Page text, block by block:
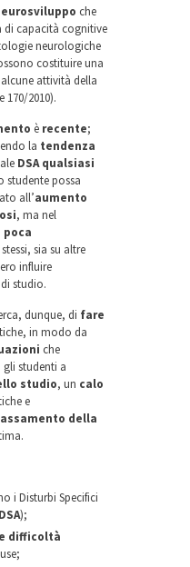
che
di capacità cognitive
neurologiche
costituire una
attività della
170/2010).
è recente;
la tendenza
DSA qualsiasi
studente possa
all’aumento
, ma nel
poca
sia su altre
influire
studio.
dunque, di fare
in modo da
che
studenti a
studio, un calo
e
della
i Disturbi Specifici
DSA);
difficoltà